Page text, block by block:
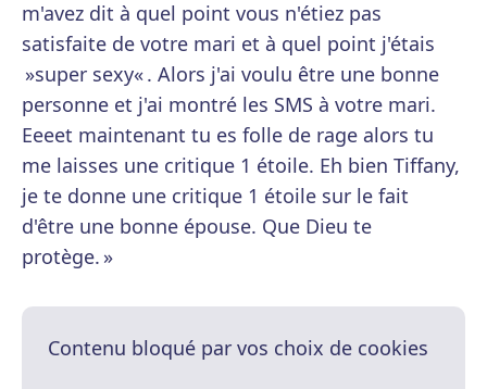
m'avez dit à quel point vous n'étiez pas
satisfaite de votre mari et à quel point j'étais
»super sexy« . Alors j'ai voulu être une bonne
personne et j'ai montré les SMS à votre mari.
Eeeet maintenant tu es folle de rage alors tu
me laisses une critique 1 étoile. Eh bien Tiffany,
je te donne une critique 1 étoile sur le fait
d'être une bonne épouse. Que Dieu te
protège. »
Contenu bloqué par vos choix de cookies